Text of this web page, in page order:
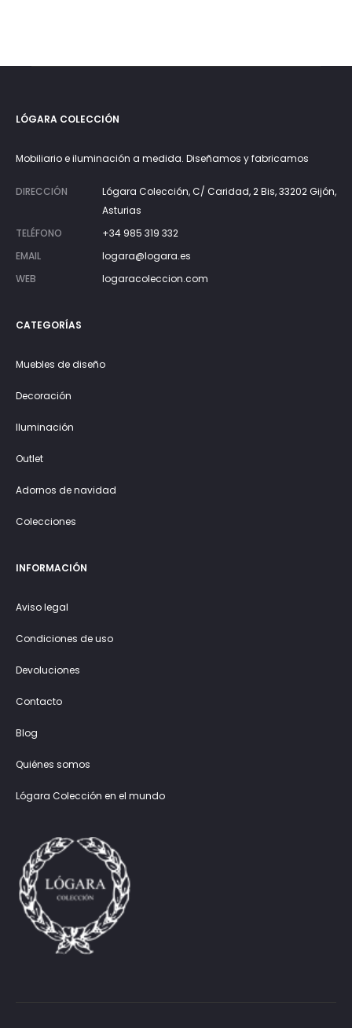
LÓGARA COLECCIÓN
Mobiliario e iluminación a medida. Diseñamos y fabricamos
DIRECCIÓN
Lógara Colección, C/ Caridad, 2 Bis, 33202 Gijón,
Asturias
TELÉFONO
+34 985 319 332
EMAIL
logara@logara.es
WEB
logaracoleccion.com
CATEGORÍAS
Muebles de diseño
Decoración
Iluminación
Outlet
Adornos de navidad
Colecciones
INFORMACIÓN
Aviso legal
Condiciones de uso
Devoluciones
Contacto
Blog
Quiénes somos
Lógara Colección en el mundo